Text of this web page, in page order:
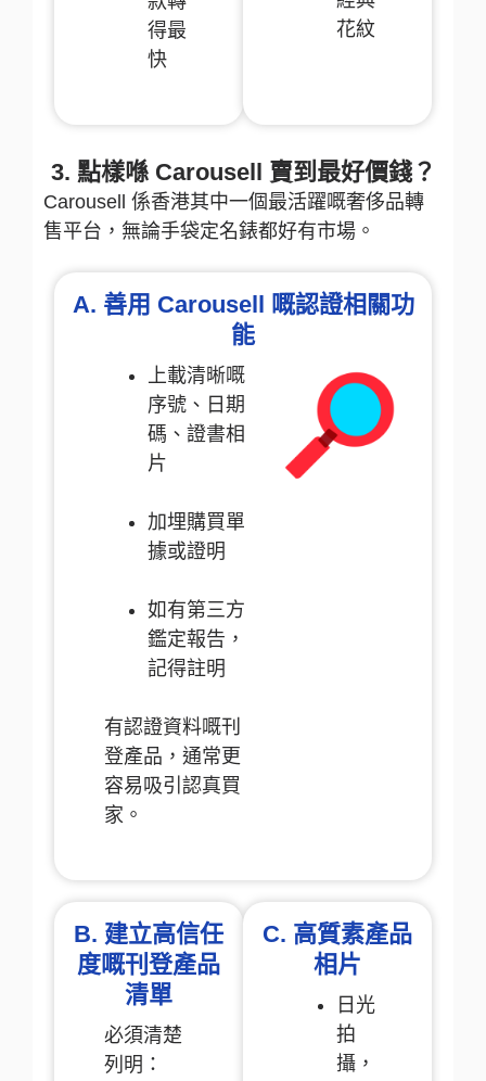
得最
快
花紋
3. 點樣喺 Carousell 賣到最好價錢？
Carousell 係香港其中一個最活躍嘅奢侈品轉
售平台，無論手袋定名錶都好有市場。
A. 善用 Carousell 嘅認證相關功
能
上載清晰嘅
序號、日期
碼、證書相
片
加埋購買單
據或證明
如有第三方
鑑定報告，
記得註明
有認證資料嘅刊
登產品，通常更
容易吸引認真買
家。
B. 建立高信任
度嘅刊登產品
清單
必須清楚
列明：
C. 高質素產品
相片
日光
拍
攝，